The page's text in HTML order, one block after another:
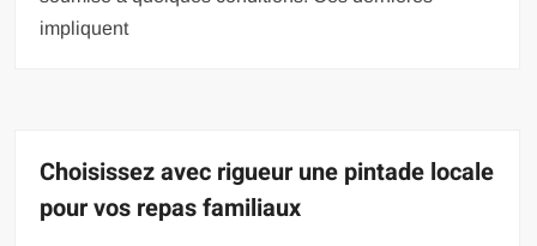
impliquent
Choisissez avec rigueur une pintade locale
pour vos repas familiaux